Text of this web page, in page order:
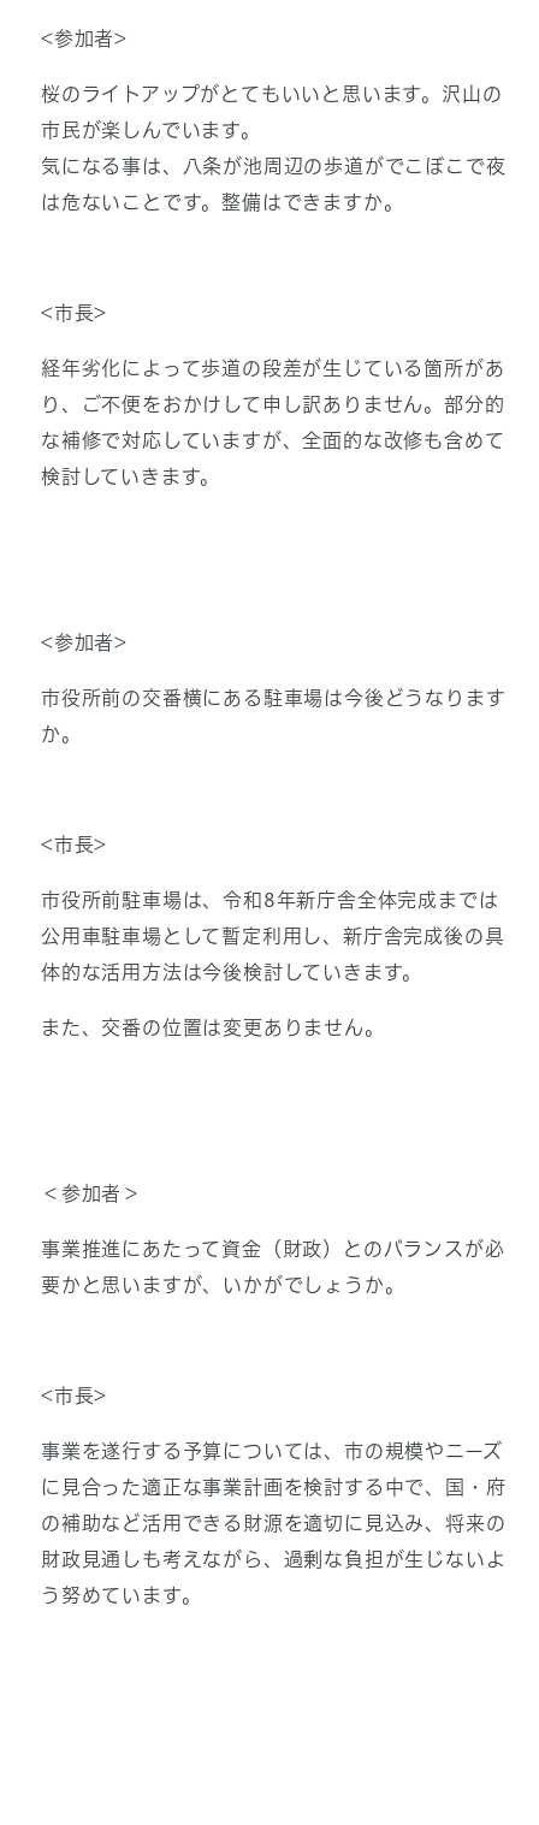
<参加者>
桜のライトアップがとてもいいと思います。沢山の
市民が楽しんでいます。
気になる事は、八条が池周辺の歩道がでこぼこで夜
は危ないことです。整備はできますか。
<市長>
経年劣化によって歩道の段差が生じている箇所があ
り、ご不便をおかけして申し訳ありません。部分的
な補修で対応していますが、全面的な改修も含めて
検討していきます。
<参加者>
市役所前の交番横にある駐車場は今後どうなります
か。
<市長>
市役所前駐車場は、令和8年新庁舎全体完成までは
公用車駐車場として暫定利用し、新庁舎完成後の具
体的な活用方法は今後検討していきます。
また、交番の位置は変更ありません。
＜参加者＞
事業推進にあたって資金（財政）とのバランスが必
要かと思いますが、いかがでしょうか。
<市長>
事業を遂行する予算については、市の規模やニーズ
に見合った適正な事業計画を検討する中で、国・府
の補助など活用できる財源を適切に見込み、将来の
財政見通しも考えながら、過剰な負担が生じないよ
う努めています。